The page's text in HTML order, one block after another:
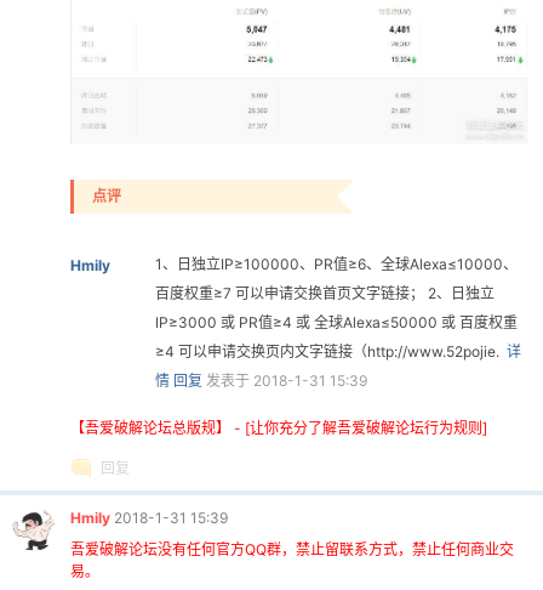
点评
Hmily
1、日独立IP≥100000、PR值≥6、全球Alexa≤10000、
百度权重≥7 可以申请交换首页文字链接； 2、日独立
IP≥3000 或 PR值≥4 或 全球Alexa≤50000 或 百度权重
≥4 可以申请交换页内文字链接（http://www.52pojie. 详
情 回复 发表于 2018-1-31 15:39
【吾爱破解论坛总版规】 - [让你充分了解吾爱破解论坛行为规则]
回复
Hmily 2018-1-31 15:39
吾爱破解论坛没有任何官方QQ群，禁止留联系方式，禁止任何商业交
易。